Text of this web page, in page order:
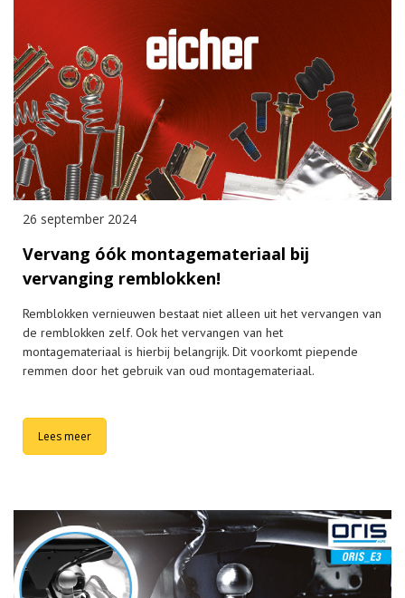
26 september 2024
Vervang óók montagemateriaal bij
vervanging remblokken!
Remblokken vernieuwen bestaat niet alleen uit het vervangen van
de remblokken zelf. Ook het vervangen van het
montagemateriaal is hierbij belangrijk. Dit voorkomt piepende
remmen door het gebruik van oud montagemateriaal.
Lees meer